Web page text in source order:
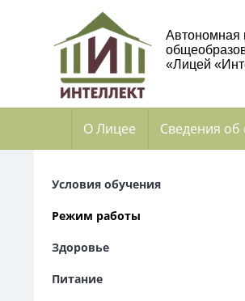
Автономная
«Лицей
О Лицее Сведения об
Условия обучения
Режим работы
Здоровье
Питание